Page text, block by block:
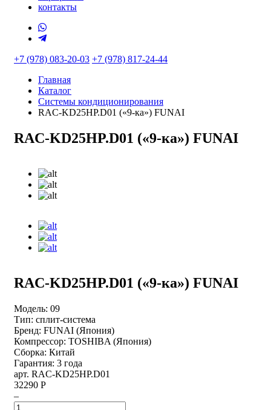
контакты
+7 (978) 083-20-03 +7 (978) 817-24-44
Главная
Каталог
Системы кондиционирования
RAC-KD25HP.D01 («9-ка») FUNAI
RAC-KD25HP.D01 («9-ка») FUNAI
RAC-KD25HP.D01 («9-ка») FUNAI
Модель: 09
Тип: сплит-система
Бренд: FUNAI (Япония)
Компрессор: TOSHIBA (Япония)
Сборка: Китай
Гарантия: 3 года
арт. RAC-KD25HP.D01
32290 Р
–